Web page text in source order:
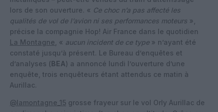
lors de son ouverture. « Ce choc n’a pas affecté les
qualités de vol de l’avion ni ses performances moteurs »,
précise la compagnie Hop! Air France dans le quotidien
La Montagne , « aucun incident de ce type » n’ayant été
constaté jusqu’à présent. Le Bureau d’enquêtes et
d’analyses (BEA) a annoncé lundi l’ouverture d’une
enquête, trois enquêteurs étant attendus ce matin à
Aurillac.
@lamontagne_15 grosse frayeur sur le vol Orly Aurillac de